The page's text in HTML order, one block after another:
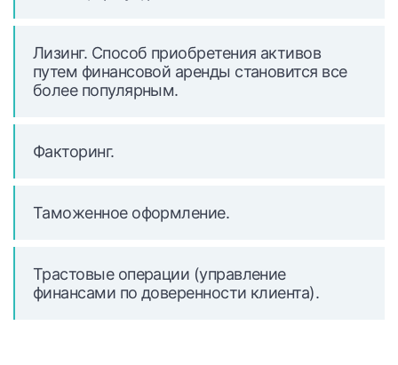
Лизинг. Способ приобретения активов
путем финансовой аренды становится все
более популярным.
Факторинг.
Таможенное оформление.
Трастовые операции (управление
финансами по доверенности клиента).